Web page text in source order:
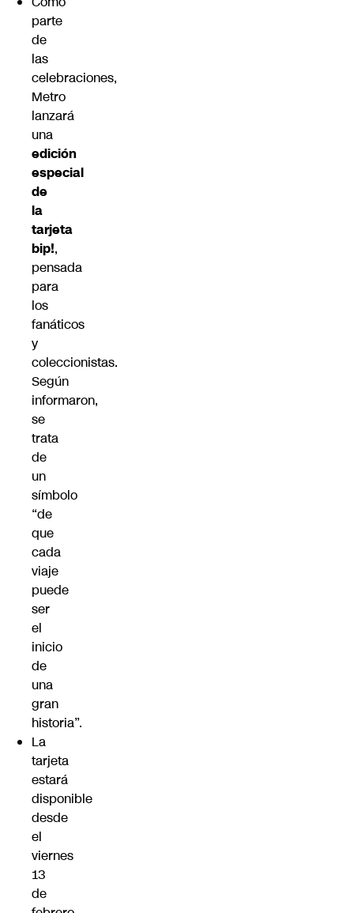
parte
de
las
celebraciones,
Metro
lanzará
una
edición
especial
de
la
tarjeta
bip!,
pensada
para
los
fanáticos
y
coleccionistas.
Según
informaron,
se
trata
de
un
símbolo
“de
que
cada
viaje
puede
ser
el
inicio
de
una
gran
historia”.
La
tarjeta
estará
disponible
desde
el
viernes
13
de